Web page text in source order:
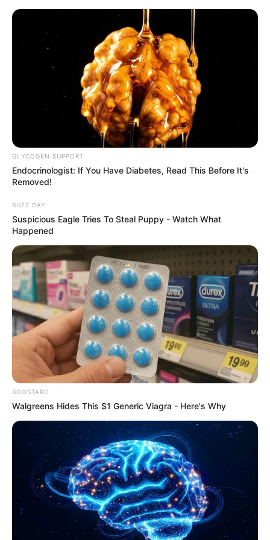
Əmək pensiyalarında və bu
müavinətlərdə ARTIM OLACAQ -
Deputat AÇIQLADI
DİN bu rayonda əməliyyat keçirib:Həbs
olunanlar var
KRİMİNAL 590 06.06.2026, 14:44
Cəlilabad Rayon Polis Şöbəsi narkotik vasitə və
psixotrop maddələrin dövriyyəsinə qarşı əməliyyat
GLYCOGEN SUPPORT
Endocrinologist: If You Have Diabetes, Read This Before It's
Removed!
BUZZ DAY
Suspicious Eagle Tries To Steal Puppy - Watch What
Happened
BOOSTARO
Walgreens Hides This $1 Generic Viagra - Here's Why